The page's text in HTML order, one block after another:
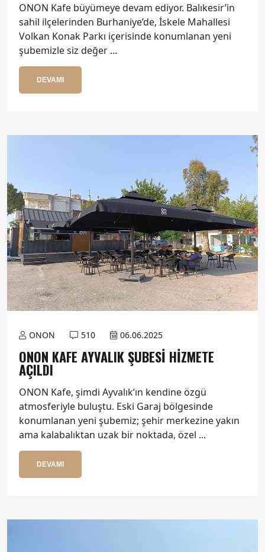
ONON Kafe büyümeye devam ediyor. Balıkesir’in
sahil ilçelerinden Burhaniye’de, İskele Mahallesi
Volkan Konak Parkı içerisinde konumlanan yeni
şubemizle siz değer ...
DEVAMI
ONON 510 06.06.2025
ONON KAFE AYVALIK ŞUBESI HIZMETE
AÇILDI
ONON Kafe, şimdi Ayvalık’ın kendine özgü
atmosferiyle buluştu. Eski Garaj bölgesinde
konumlanan yeni şubemiz; şehir merkezine yakın
ama kalabalıktan uzak bir noktada, özel ...
DEVAMI